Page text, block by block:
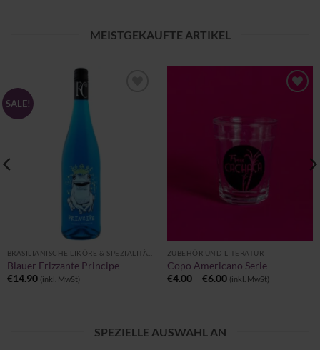
MEISTGEKAUFTE ARTIKEL
SALE!
Blauer Frizzante Principe
€14.90 (inkl. MwSt)
ZUBEHÖR UND LITERATUR
Copo Americano Serie
€4.00 – €6.00Preisspanne:
(inkl. MwSt)
SPEZIELLE AUSWAHL AN